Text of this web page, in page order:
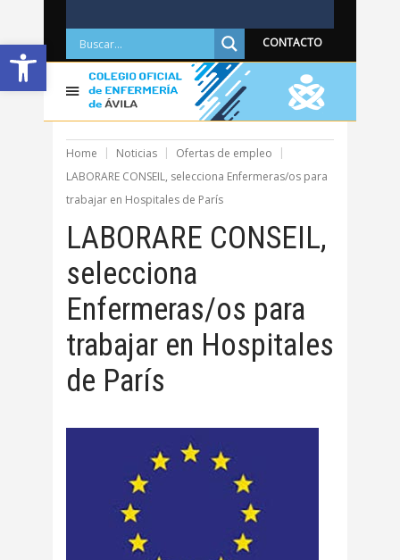
Abrir barra de herramientas CONTACTO
Home Noticias
Ofertas de empleo
LABORARE CONSEIL, selecciona Enfermeras/os para
trabajar en Hospitales de París
LABORARE CONSEIL,
selecciona
Enfermeras/os para
trabajar en Hospitales
de París